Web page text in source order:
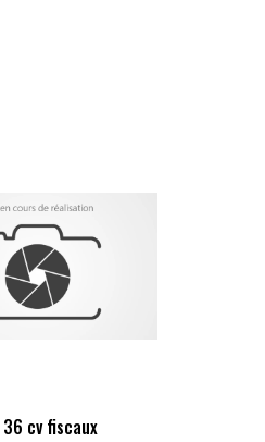
36 cv fiscaux